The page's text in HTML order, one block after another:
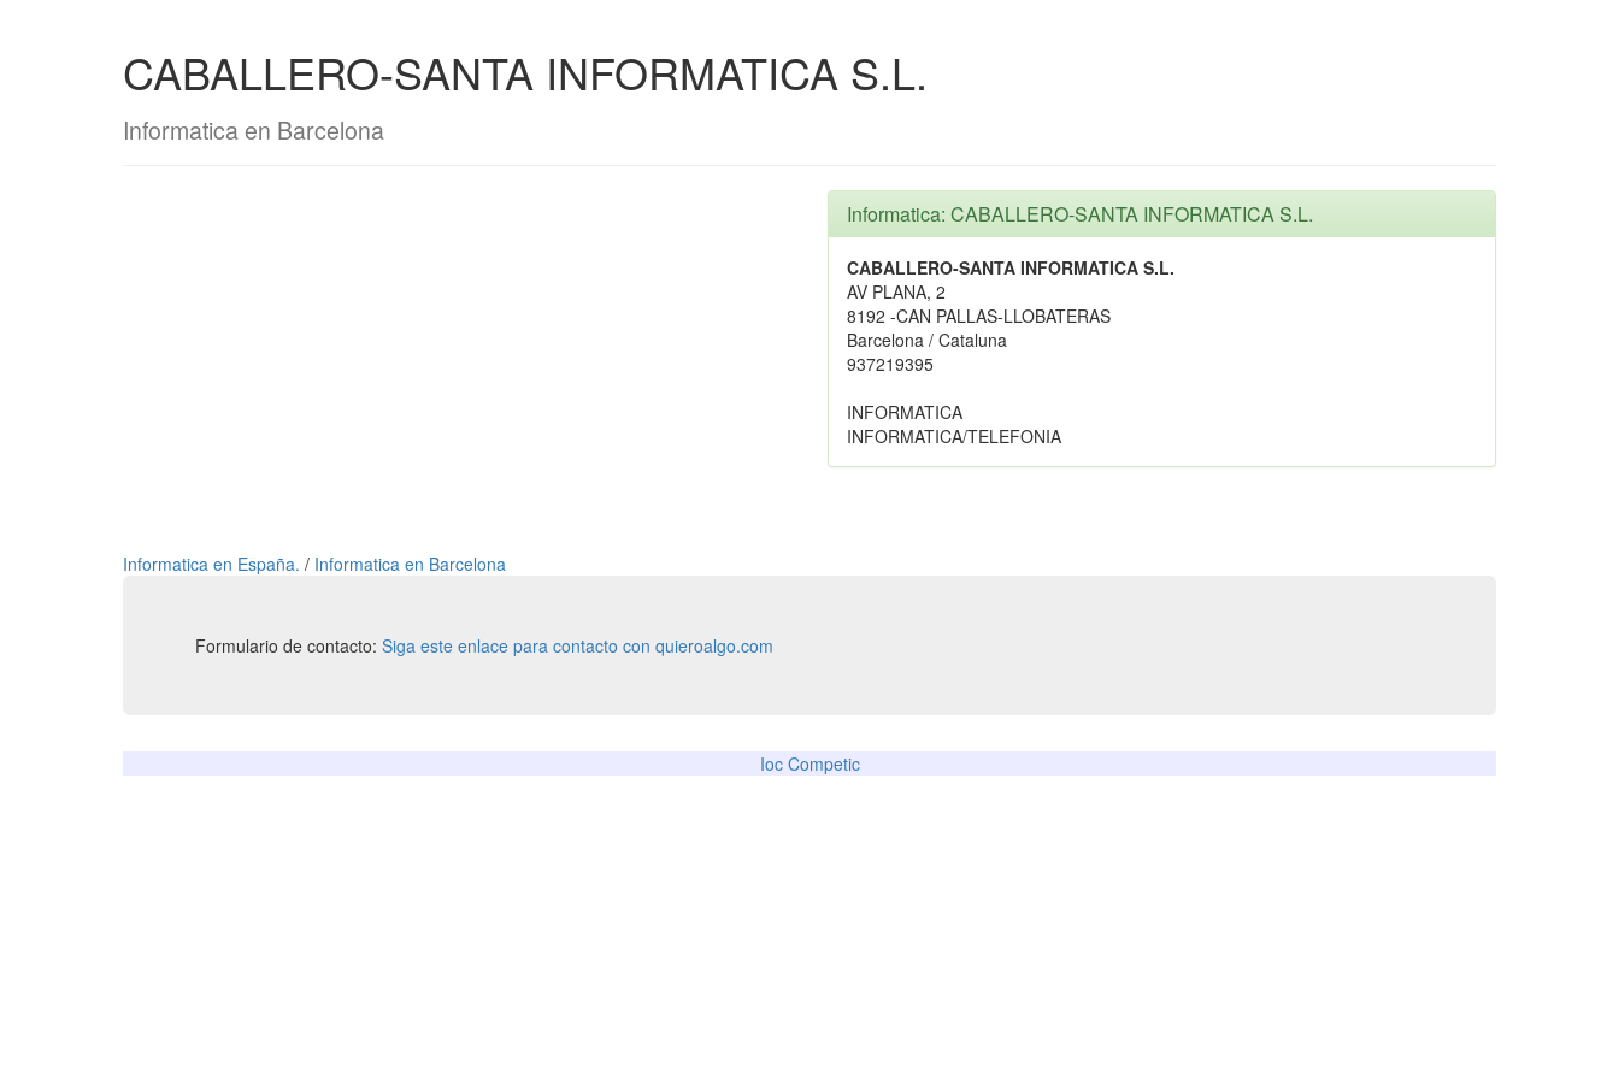
CABALLERO-SANTA INFORMATICA S.L.
Informatica en Barcelona
Informatica: CABALLERO-SANTA INFORMATICA S.L.
CABALLERO-SANTA INFORMATICA S.L.
AV PLANA, 2
8192 -CAN PALLAS-LLOBATERAS
Barcelona / Cataluna
937219395
INFORMATICA
INFORMATICA/TELEFONIA
Informatica en España. / Informatica en Barcelona
Formulario de contacto: Siga este enlace para contacto con quieroalgo.com
Ioc Competic